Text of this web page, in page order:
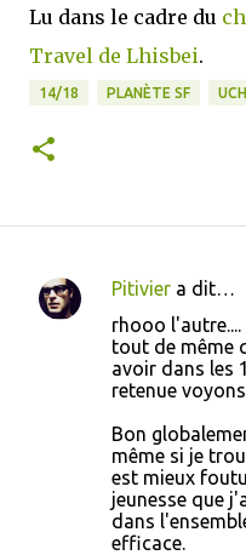
Lu dans le cadre du
Travel de Lhisbei.
14/18 PLANÈTE SF
C
Pitivier a dit…
rhooo l'autre....
tout de même
avoir dans les
retenue
Bon
même si je
est mieux
jeunesse que
dans
efficace.